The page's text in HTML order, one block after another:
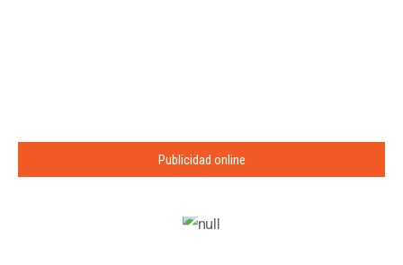
Publicidad online